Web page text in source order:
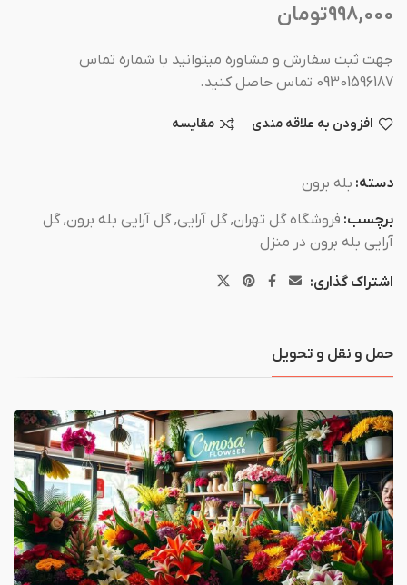
998,000تومان
جهت ثبت سفارش و مشاوره میتوانید با شماره تماس
09301596187 تماس حاصل کنید.
افزودن به علاقه مندی مقایسه
دسته: بله برون
برچسب: فروشگاه گل تهران,گل آرایی,گل آرایی بله برون,گل
آرایی بله برون در منزل
اشتراک گذاری:
حمل و نقل و تحویل